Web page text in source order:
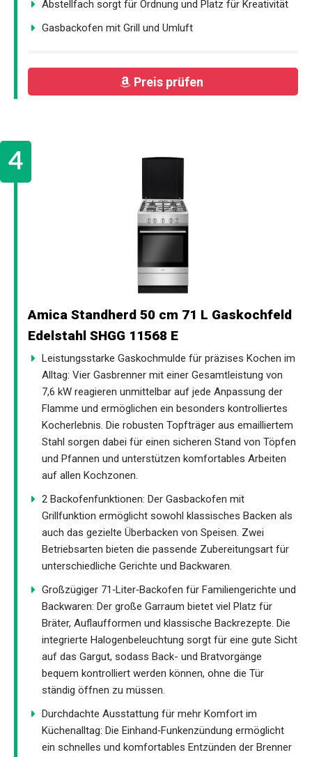
Abstellfach sorgt für Ordnung und Platz für Kreativität
Gasbackofen mit Grill und Umluft
Preis prüfen
Amica Standherd 50 cm 71 L Gaskochfeld
Edelstahl SHGG 11568 E
Leistungsstarke Gaskochmulde für präzises Kochen im
Alltag: Vier Gasbrenner mit einer Gesamtleistung von
7,6 kW reagieren unmittelbar auf jede Anpassung der
Flamme und ermöglichen ein besonders kontrolliertes
Kocherlebnis. Die robusten Topfträger aus emailliertem
Stahl sorgen dabei für einen sicheren Stand von Töpfen
und Pfannen und unterstützen komfortables Arbeiten
auf allen Kochzonen.
2 Backofenfunktionen: Der Gasbackofen mit
Grillfunktion ermöglicht sowohl klassisches Backen als
auch das gezielte Überbacken von Speisen. Zwei
Betriebsarten bieten die passende Zubereitungsart für
unterschiedliche Gerichte und Backwaren.
Großzügiger 71‑Liter‑Backofen für Familiengerichte und
Backwaren: Der große Garraum bietet viel Platz für
Bräter, Auflaufformen und klassische Backrezepte. Die
integrierte Halogenbeleuchtung sorgt für eine gute Sicht
auf das Gargut, sodass Back- und Bratvorgänge
bequem kontrolliert werden können, ohne die Tür
ständig öffnen zu müssen.
Durchdachte Ausstattung für mehr Komfort im
Küchenalltag: Die Einhand‑Funkenzündung ermöglicht
ein schnelles und komfortables Entzünden der Brenner